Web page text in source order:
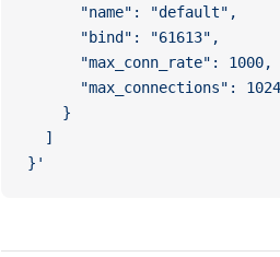
      "name": "default",
      "bind": "61613",
      "max_conn_rate": 1000,
"max_connections":
    }
  ]
}'